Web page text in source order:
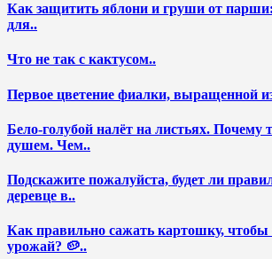
Как защитить яблони и груши от
для..
Что не так с кактусом..
Первое цветение фиалки, выращенной
Бело-голубой налёт на листьях.
душем. Чем..
Подскажите пожалуйста, будет ли
деревце в..
Как правильно сажать картошку, чтобы
урожай? 🥔..